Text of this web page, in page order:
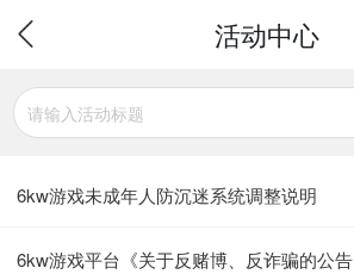
活动中心
6kw游戏未成年人防沉迷系统调整说明
6kw游戏平台《关于反赌博、反诈骗的公告